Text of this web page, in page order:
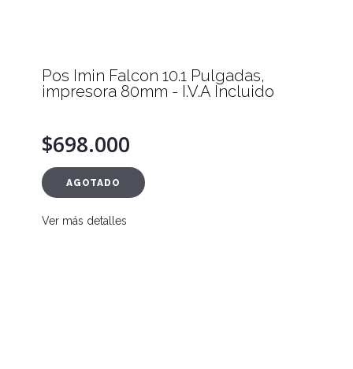
Pos Imin Falcon 10.1 Pulgadas,
impresora 80mm - I.V.A Incluido
$698.000
AGOTADO
Ver más detalles